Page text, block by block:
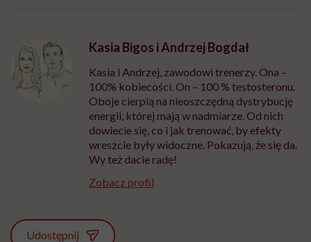
Kasia Bigos i Andrzej Bogdał
Kasia i Andrzej, zawodowi trenerzy. Ona –
100% kobiecości. On – 100 % testosteronu.
Oboje cierpią na nieoszczędną dystrybucję
energii, której mają w nadmiarze. Od nich
dowiecie się, co i jak trenować, by efekty
wreszcie były widoczne. Pokazują, że się da.
Wy też dacie radę!
Zobacz profil
Udostępnij